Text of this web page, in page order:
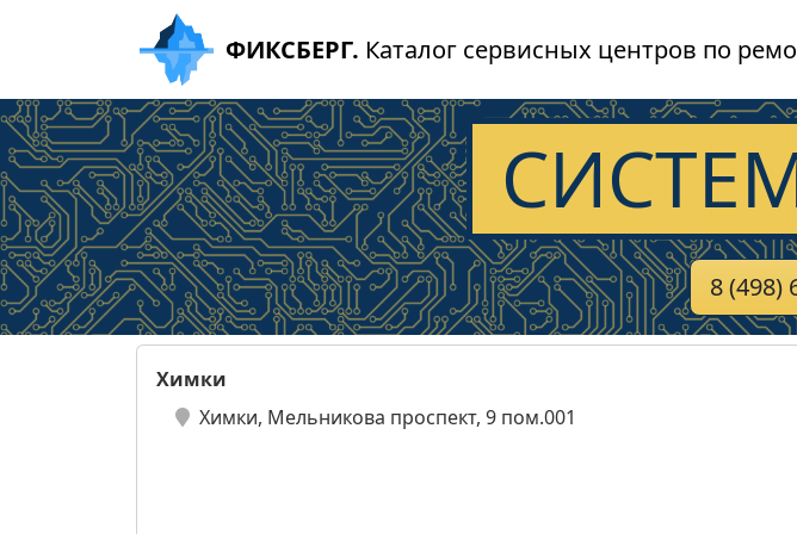
ФИКСБЕРГ. Каталог сервисных центров по
8 (498)
Химки
Химки, Мельникова проспект, 9 пом.001